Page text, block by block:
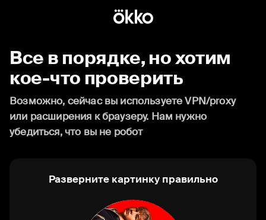
Все в порядке, но хотим
кое-что проверить
Возможно, сейчас вы используете VPN/proxy
или расширения к браузеру. Нам нужно
убедиться, что вы не робот
Разверните картинку правильно